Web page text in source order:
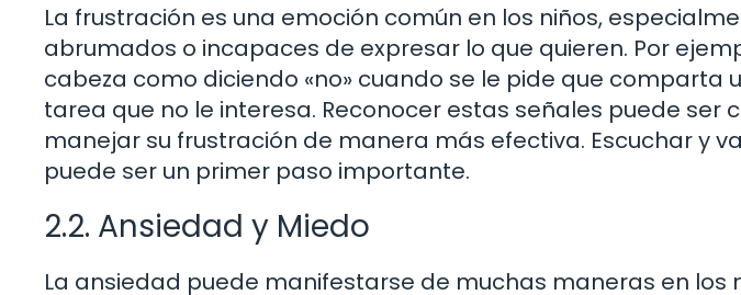
La frustración es una emoción común en los niños,
abrumados o incapaces de expresar lo que quieren. Por
cabeza como diciendo «no» cuando se le pide que comparta
tarea que no le interesa. Reconocer estas señales puede ser
manejar su frustración de manera más efectiva. Escuchar y
puede ser un primer paso importante.
2.2. Ansiedad y Miedo
La ansiedad puede manifestarse de muchas maneras en los